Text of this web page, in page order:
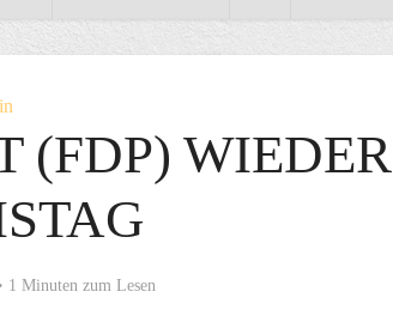
(FDP) WIEDER
1 Minuten zum Lesen